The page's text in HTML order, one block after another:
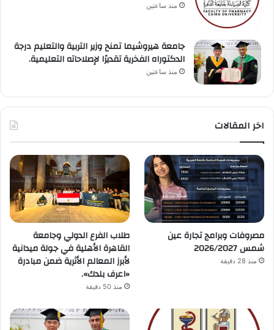
منذ ساعتين
جامعة هيروشيما تمنح وزير التربية والتعليم درجة
الدكتوراه الفخرية تقديرًا لإصلاحاته التعليمية.
منذ ساعتين
اخر المقالات
مصروفات وبرامج تجارة عين
شمس 2026/2027
منذ 28 دقيقة
طلاب الفرع الدولي وجامعة
القاهرة الأهلية في جولة ميدانية
لأبرز المعالم الأثرية ضمن مبادرة
«اعرف بلدك».
منذ 50 دقيقة